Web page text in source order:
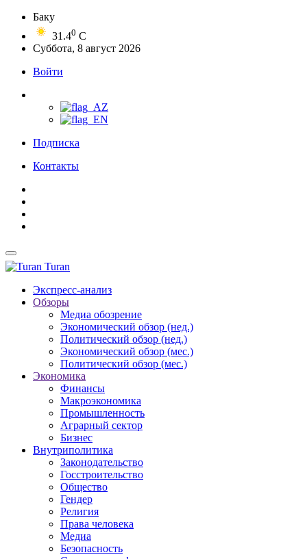
Баку
31.40 C
Суббота, 8 август 2026
Войти
Подписка
Контакты
Turan
Экспресс-анализ
Обзоры
Медиа обозрение
Экономический обзор (нед.)
Политический обзор (нед.)
Экономический обзор (мес.)
Политический обзор (мес.)
Экономика
Финансы
Макроэкономика
Промышленность
Аграрный сектор
Бизнес
Внутриполитика
Законодательство
Госстроительство
Общество
Гендер
Религия
Права человека
Медиа
Безопасность